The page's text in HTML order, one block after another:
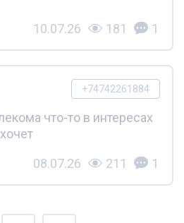
10.07.26 181 1
+74742261884
что-то в интересах
08.07.26 211 1